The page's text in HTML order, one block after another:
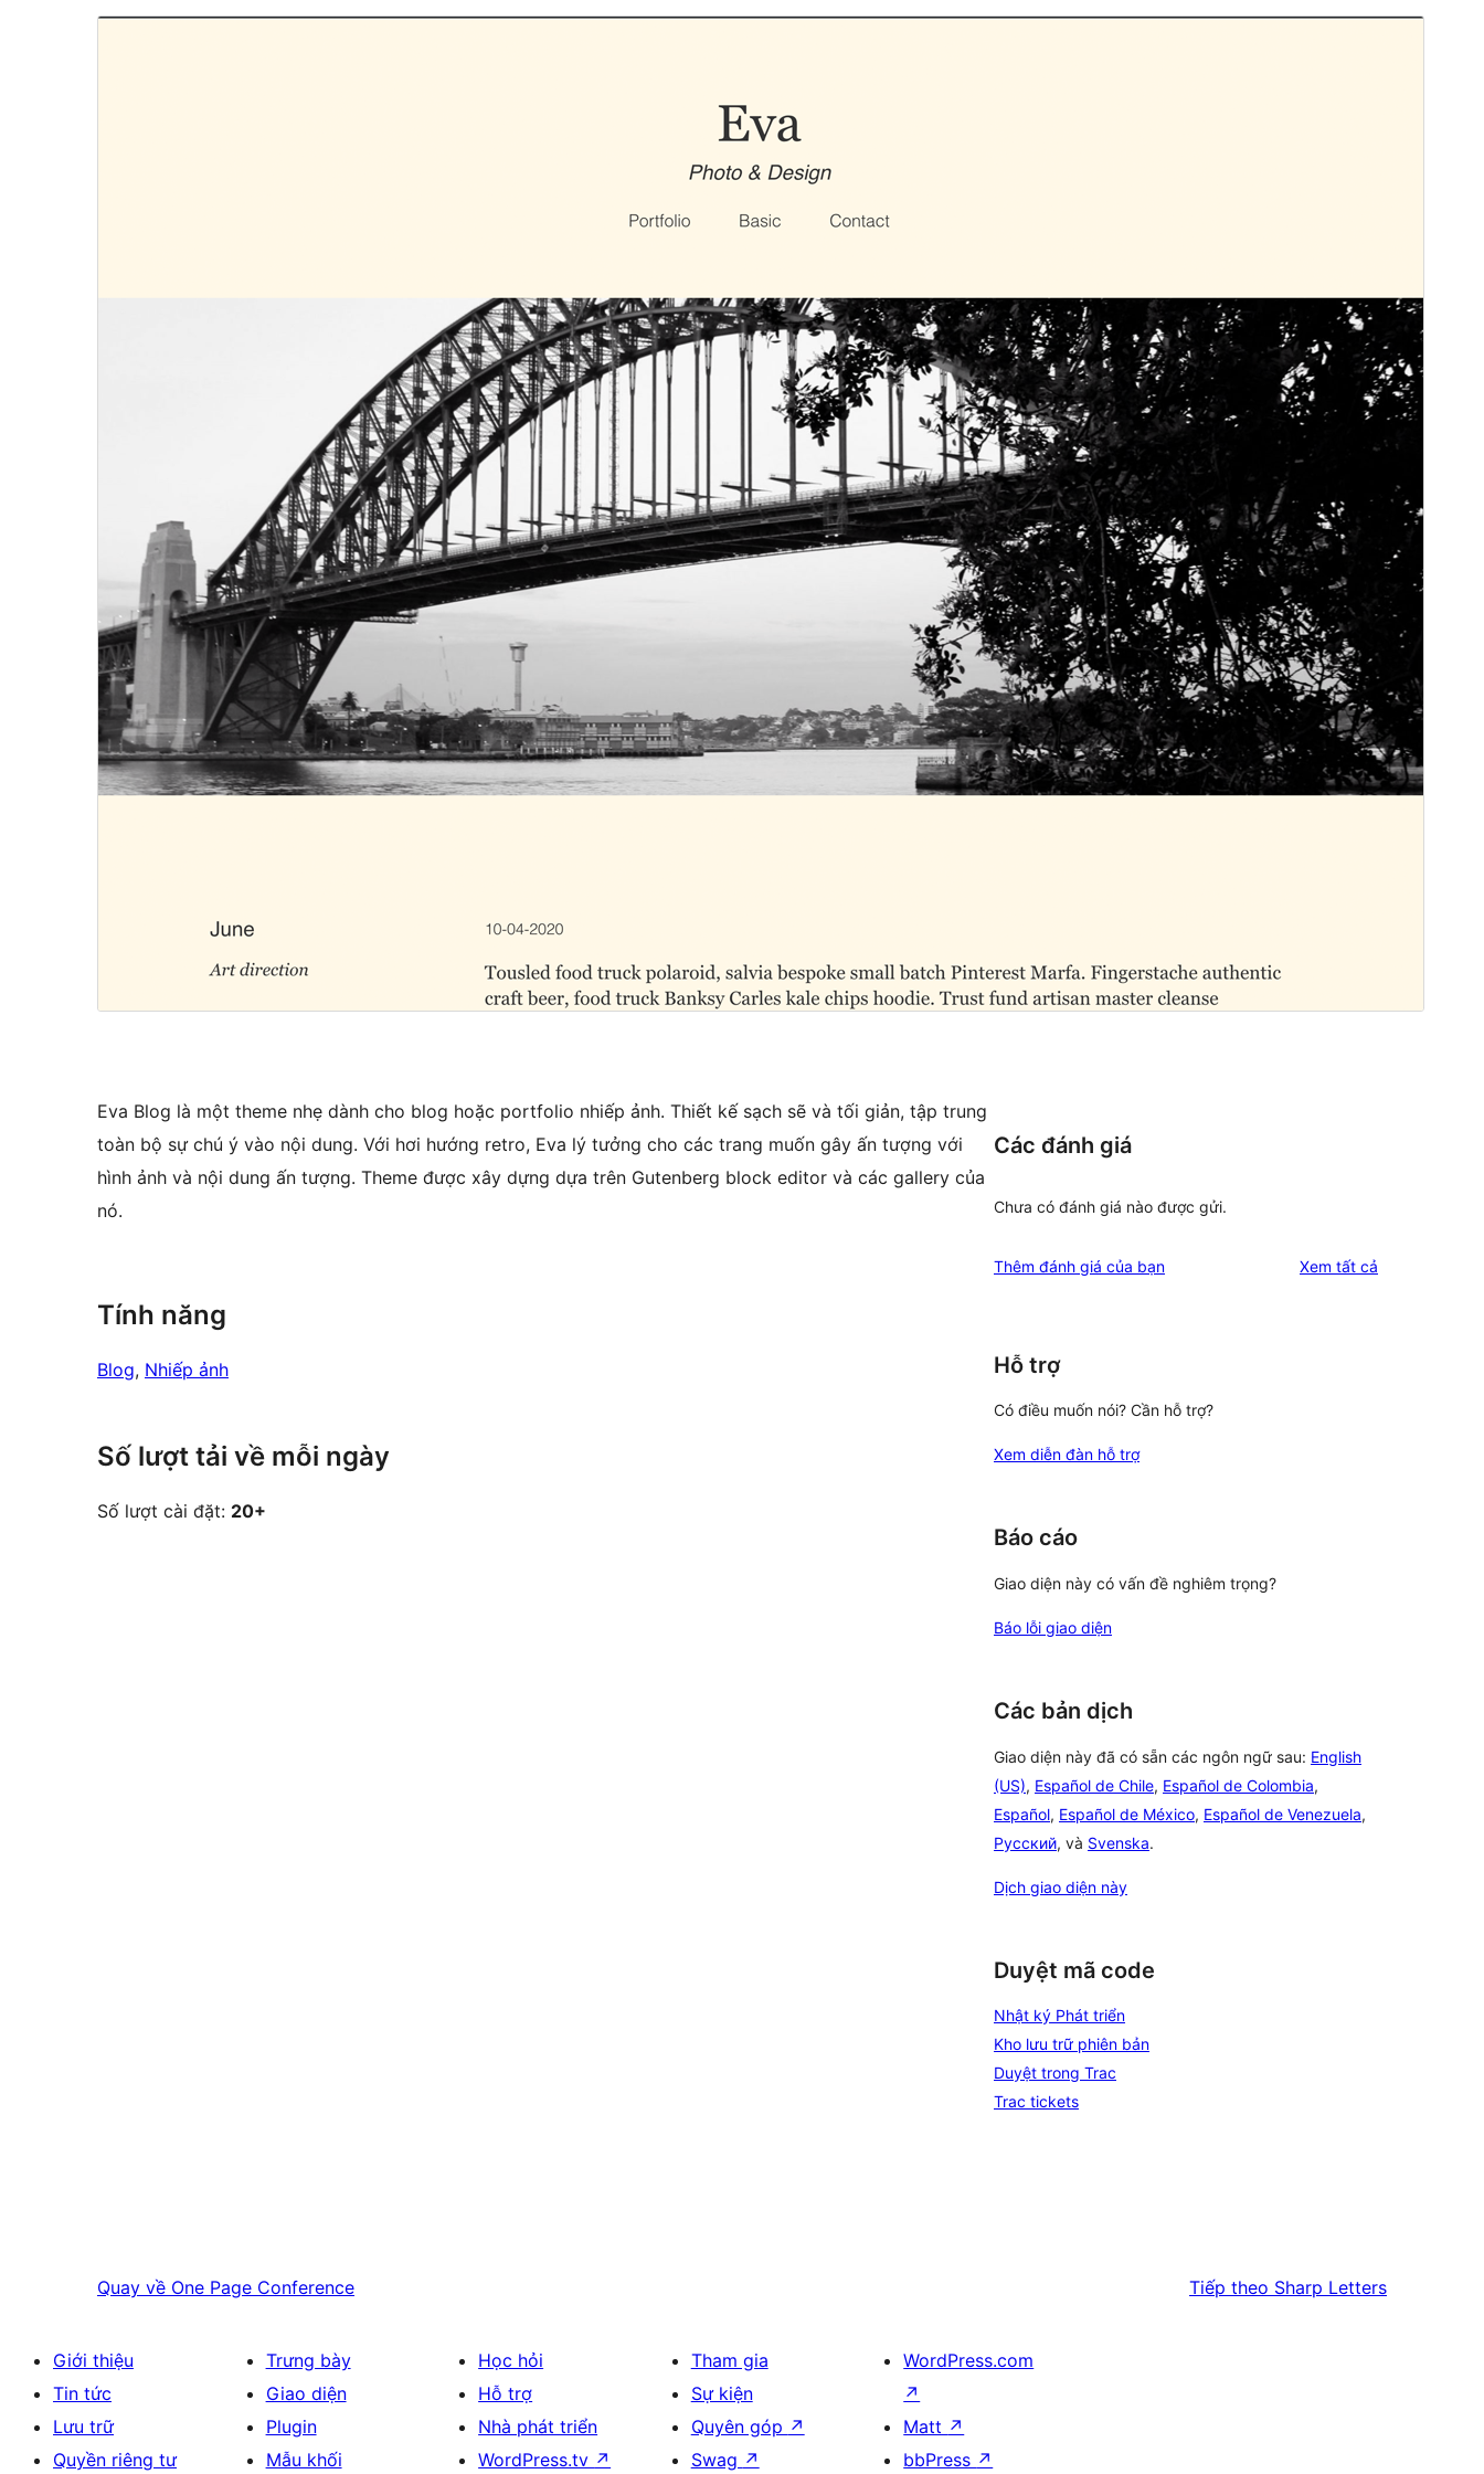
Eva Blog là một theme nhẹ dành cho blog hoặc portfolio nhiếp ảnh. Thiết kế sạch sẽ và tối giản, tập trung
toàn bộ sự chú ý vào nội dung. Với hơi hướng retro, Eva lý tưởng cho các trang muốn gây ấn tượng với
hình ảnh và nội dung ấn tượng. Theme được xây dựng dựa trên Gutenberg block editor và các gallery của
nó.
Tính năng
Blog, Nhiếp ảnh
Số lượt tải về mỗi ngày
Số lượt cài đặt: 20+
Các đánh giá
Chưa có đánh giá nào được gửi.
Thêm đánh giá của bạn Xem tất cả
Hỗ trợ
Có điều muốn nói? Cần hỗ trợ?
Xem diễn đàn hỗ trợ
Báo cáo
Giao diện này có vấn đề nghiêm trọng?
Báo lỗi giao diện
Các bản dịch
Giao diện này đã có sẵn các ngôn ngữ sau: English
(US), Español de Chile, Español de Colombia,
Español, Español de México, Español de Venezuela,
Русский, và Svenska.
Dịch giao diện này
Duyệt mã code
Nhật ký Phát triển
Kho lưu trữ phiên bản
Duyệt trong Trac
Trac tickets
Quay về One Page Conference Tiếp theo Sharp Letters
Giới thiệu
Tin tức
Lưu trữ
Quyền riêng tư
Trưng bày
Giao diện
Plugin
Mẫu khối
Học hỏi
Hỗ trợ
Nhà phát triển
WordPress.tv ↗
Tham gia
Sự kiện
Quyên góp ↗
Swag ↗
WordPress.com
↗
Matt ↗
bbPress ↗